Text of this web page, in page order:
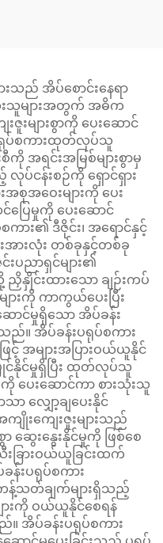
သည် အိပ်စောင်းနေရာ
သူများအတွက် အဓိက
းများစွာကို ပေးဆောင်
ရုပ်စကားထုတ်လုပ်သူ
အရင်းအမြစ်များစွာမှ
လုပ်ငန်းစဉ်ကို ရှောင်ရှား
စုအဝေးများကို ပေး
င်ပြေမှုကို ပေးဆောင်
ား၏ ဒီဇိုင်း၊ အရောင်နှင့်
အားလုံး တစ်ခုနှင့်တစ်ခု
ပညာရှင်များ၏
းထားသော ချဉ်းကပ်
ားကို ကာကွယ်ပေးပြီး
ာင်မှုရှိသော အိပ်ခန်း
သည်။ အိပ်ခန်းပရုပ်စကား
အများအပြားဝယ်ယူနိုင်
င်နိုင်မှုရှိပြီး ထုတ်လုပ်သူ
ပေးဆောင်ကာ စားသုံးသူ
လျှော့ချပေးနိုင်
ျိုးကျေးဇူးများသည်
ာ ဆွေးနွေးနိုင်မှုကို ဖြစ်စေ
ခြားဝယ်ယူခြင်းထက်
န်းပရုပ်စကား
သတ်ချက်များရှိသည့်
ားကို ဝယ်ယူနိုင်စေရန်
။ အိပ်ခန်းပရုပ်စကား